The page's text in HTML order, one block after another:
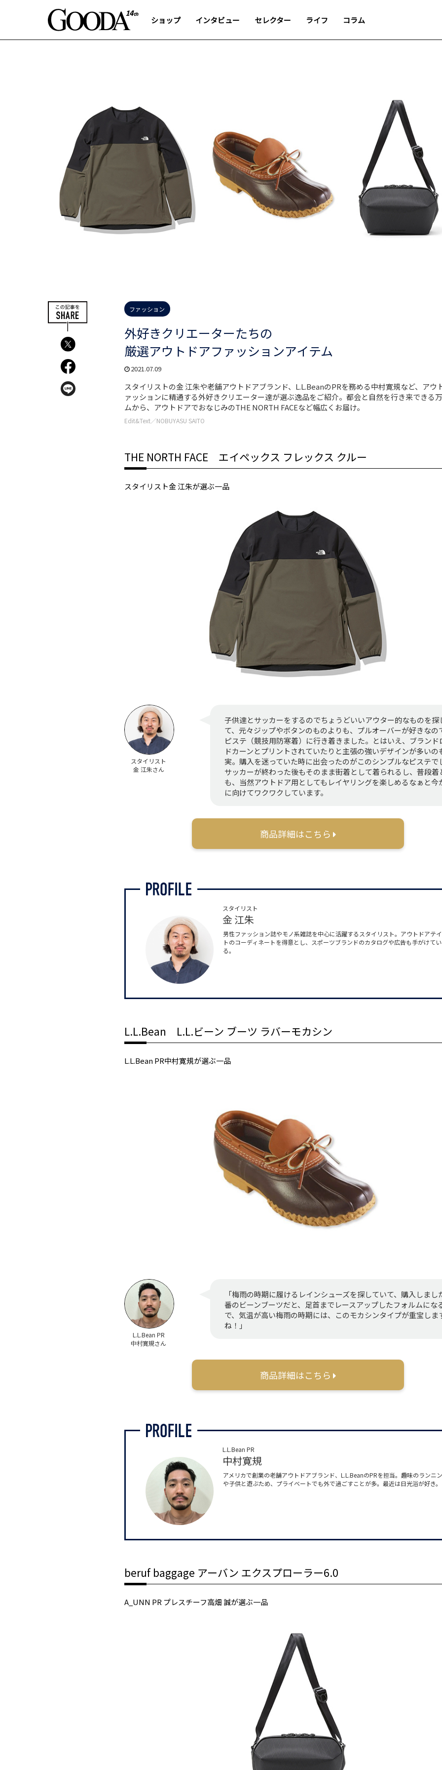
ショップ インタビュー セレクター ライフ コラム
ファッション
外好きクリエーターたちの
厳選アウトドアファッションアイテム
2021.07.09
スタイリストの金 江朱や老舗アウトドアブランド、L.L.BeanのPRを務める中村寛規など、アウ
ァッションに精通する外好きクリエーター達が選ぶ逸品をご紹介。都会と自然を行き来できる
ムから、アウトドアでおなじみのTHE NORTH FACEなど幅広くお届け。
Edit&Text／NOBUYASU SAITO
THE NORTH FACE エイペックス フレックス クルー
スタイリスト金 江朱が選ぶ一品
スタイリスト
金 江朱さん
子供達とサッカーをするのでちょうどいいアウター的なものを探
て、元々ジップやボタンのものよりも、プルオーバーが好きなの
ピステ（競技用防寒着）に行き着きました。とはいえ、ブランド
ドカーンとプリントされていたりと主張の強いデザインが多いの
実。購入を迷っていた時に出会ったのがこのシンプルなピステで
サッカーが終わった後もそのまま街着として着られるし、普段着
も、当然アウトドア用としてもレイヤリングを楽しめるなぁと今
に向けてワクワクしています。
商品詳細はこちら
スタイリスト
金 江朱
男性ファッション誌やモノ系雑誌を中心に活躍するスタイリスト。アウトドアテ
トのコーディネートを得意とし、スポーツブランドのカタログや広告も手がけてい
る。
L.L.Bean L.L.ビーン ブーツ ラバーモカシン
L.L.Bean PR中村寛規が選ぶ一品
L.L.Bean PR
中村寛規さん
「梅雨の時期に履けるレインシューズを探していて、購入しまし
番のビーンブーツだと、足首までレースアップしたフォルムにな
で、気温が高い梅雨の時期には、このモカシンタイプが重宝しま
ね！」
商品詳細はこちら
L.L.Bean PR
中村寛規
アメリカで創業の老舗アウトドアブランド、L.L.BeanのPRを担当。趣味のランニ
や子供と遊ぶため、プライベートでも外で過ごすことが多。最近は日光浴が好き。
beruf baggage アーバン エクスプローラー6.0
A_UNN PR プレスチーフ高畑 誠が選ぶ一品